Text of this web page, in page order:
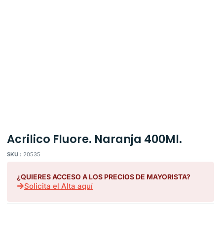
Acrilico Fluore. Naranja 400Ml.
SKU : 20535
¿QUIERES ACCESO A LOS PRECIOS DE MAYORISTA?
Solicita el Alta aquí